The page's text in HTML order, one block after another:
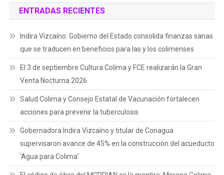
ENTRADAS RECIENTES
Indira Vizcaíno: Gobierno del Estado consolida finanzas sanas
que se traducen en beneficios para las y los colimenses
El 3 de septiembre Cultura Colima y FCE realizarán la Gran
Venta Nocturna 2026
Salud Colima y Consejo Estatal de Vacunación fortalecen
acciones para prevenir la tuberculosis
Gobernadora Indira Vizcaíno y titular de Conagua
supervisaron avance de 45% en la construcción del acueducto
‘Agua para Colima’